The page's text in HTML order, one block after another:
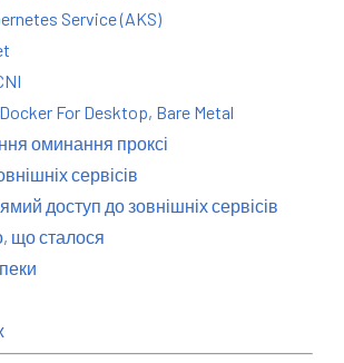
Service (AKS)
For Desktop, Bare Metal
оминання проксі
сервісів
доступ до зовнішніх сервісів
що сталося